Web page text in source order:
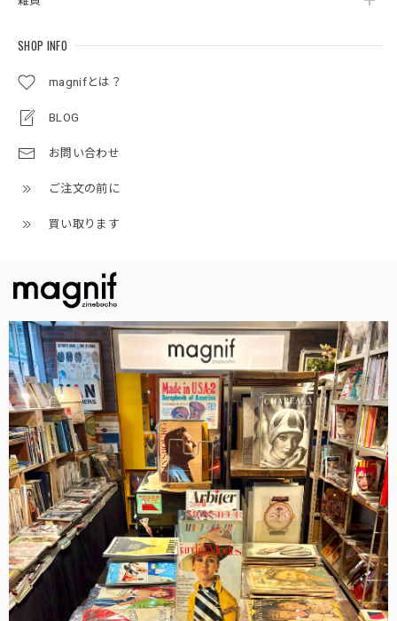
SHOP INFO
magnifとは？
BLOG
お問い合わせ
ご注文の前に
買い取ります